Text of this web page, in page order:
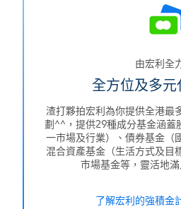
由宏利全
全方位及多
渣打夥拍宏利為你提供全港最
劃^^，提供29種成分基金涵蓋
一市場及行業）、債券基金（
混合資產基金（生活方式及目
市場基金等，靈活地
了解宏利的強積金